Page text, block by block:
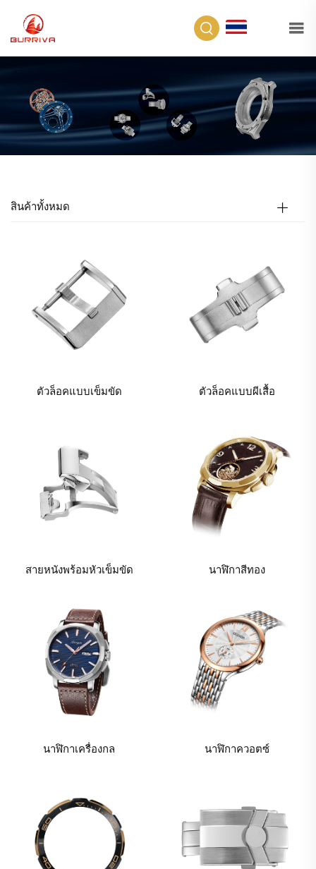
สินค้าทั้งหมด
ตัวล็อคแบบเข็มขัด ตัวล็อคแบบผีเสื้อ
สายหนังพร้อมหัวเข็มขัด นาฬิกาสีทอง
นาฬิกาเครื่องกล นาฬิกาควอตซ์